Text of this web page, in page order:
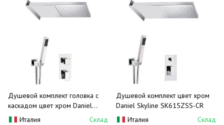
Душевой комплект головка с
каскадом цвет хром Daniel
Skyline SK615ZSSCA-CR
Италия Склад
Душевой комплект цвет хром
Daniel Skyline SK615ZSS-CR
Италия
Склад